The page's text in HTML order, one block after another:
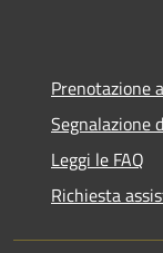
Prenotazione
Segnalazione
Leggi le FAQ
Richiesta